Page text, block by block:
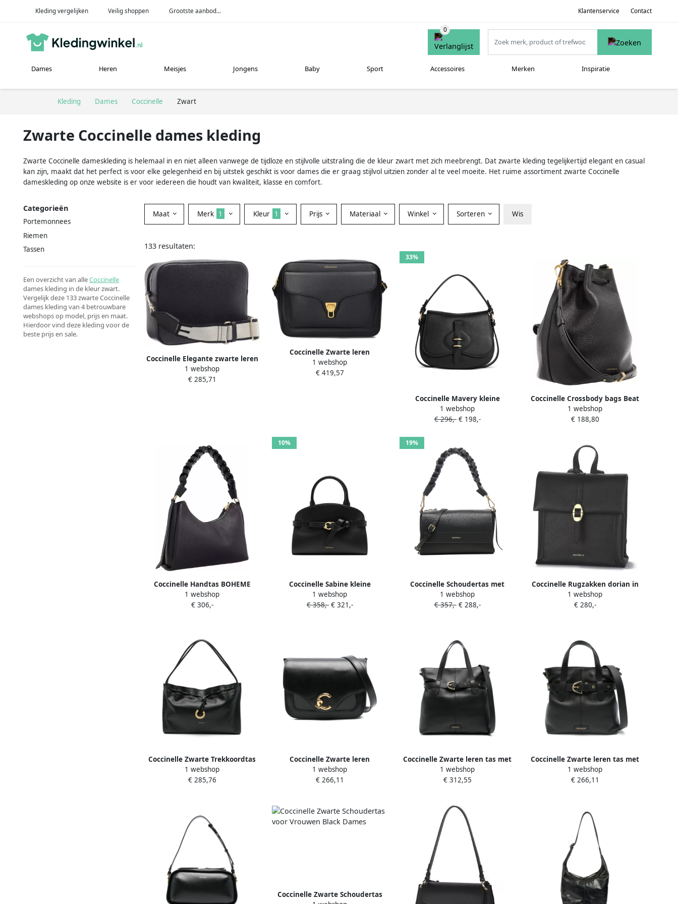
Kleding vergelijken Veilig shoppen Grootste aanbod... Klantenservice Contact
Dames Heren Meisjes Jongens Baby Sport Accessoires Merken Inspiratie
Kleding Dames Coccinelle Zwart
Zwarte Coccinelle dames kleding
Zwarte Coccinelle dameskleding is helemaal in en niet alleen vanwege de tijdloze en stijlvolle uitstraling die de kleur zwart met zich meebrengt. Dat zwarte kleding tegelijkertijd elegant en casual
kan zijn, maakt dat het perfect is voor elke gelegenheid en bij uitstek geschikt is voor dames die er graag stijlvol uitzien zonder al te veel moeite. Het ruime assortiment zwarte Coccinelle
dameskleding op onze website is er voor iedereen die houdt van kwaliteit, klasse en comfort.
Categorieën
Portemonnees
Riemen
Tassen
Een overzicht van alleCoccinelle
dames kleding in de kleur zwart.
Vergelijk deze 133 zwarte Coccinelle
dames kleding van 4 betrouwbare
webshops op model, prijs en maat.
Hierdoor vind deze kleding voor de
beste prijs en sale.
Maat Merk 1 Kleur 1 Prijs Materiaal Winkel Sorteren Wis
133 resultaten:
Coccinelle Elegante zwarte leren
schoudertas met contrasterende
details Black Dames
1 webshop
€ 285,71
Coccinelle Zwarte leren
schoudertas met iconisch logo
Black Dames
1 webshop
€ 419,57
33%
Coccinelle Mavery kleine
schoudertas met gespdetail
Zwart
1 webshop
€ 296,-€ 198,-
Coccinelle Crossbody bags Beat
Generatio in zwart
1 webshop
€ 188,80
Coccinelle Handtas BOHEME
GRANA DOUBLE E1 M50 13 03 01
1 webshop
€ 306,-
10%
Coccinelle Sabine kleine
geknoopte shopper Zwart
1 webshop
€ 358,-€ 321,-
19%
Coccinelle Schoudertas met
gevlochten detail Zwart
1 webshop
€ 357,-€ 288,-
Coccinelle Rugzakken dorian in
zwart
1 webshop
€ 280,-
Coccinelle Zwarte Trekkoordtas
met Bovenhandvatten Black
Dames
1 webshop
€ 285,76
Coccinelle Zwarte leren
crossbody tas met logo Black
Dames
1 webshop
€ 266,11
Coccinelle Zwarte leren tas met
riem Black Dames
1 webshop
€ 312,55
Coccinelle Zwarte leren tas met
riem Black Dames
1 webshop
€ 266,11
Coccinelle Zwarte Schoudertas